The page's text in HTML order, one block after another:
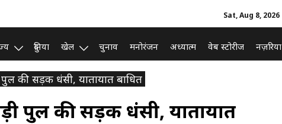
Sat, Aug 8, 2026
दुनिया खेल चुनाव मनोरंजन अध्यात्म वेब स्टोरीज नज़रिया
की सड़क धंसी, यातायात बाधित
पुल की सड़क धंसी, यातायात